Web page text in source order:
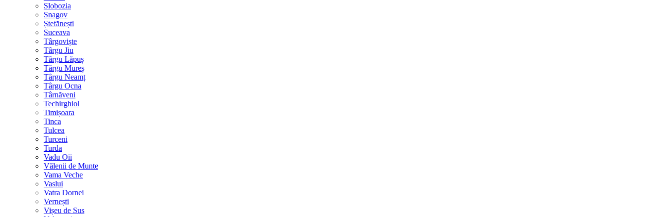
Slobozia
Snagov
Ștefănești
Suceava
Târgoviște
Târgu Jiu
Târgu Lăpuș
Târgu Mureș
Târgu Neamț
Târgu Ocna
Târnăveni
Techirghiol
Timișoara
Tinca
Tulcea
Turceni
Turda
Vadu Oii
Vălenii de Munte
Vama Veche
Vaslui
Vatra Dornei
Vernești
Vișeu de Sus